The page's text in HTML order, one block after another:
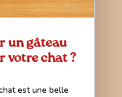
un gâteau
votre chat ?
est une belle